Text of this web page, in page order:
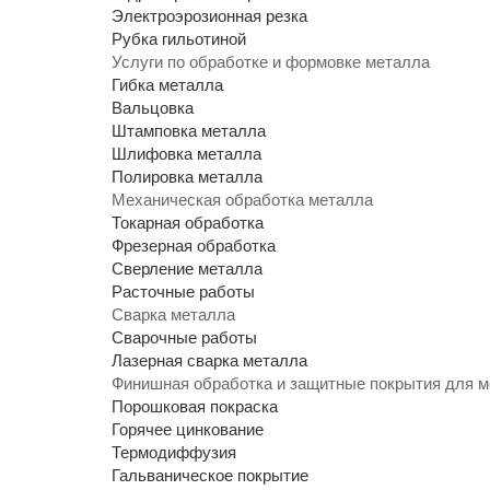
Электроэрозионная резка
Рубка гильотиной
Услуги по обработке и формовке металла
Гибка металла
Вальцовка
Штамповка металла
Шлифовка металла
Полировка металла
Механическая обработка металла
Токарная обработка
Фрезерная обработка
Сверление металла
Расточные работы
Сварка металла
Сварочные работы
Лазерная сварка металла
Финишная обработка и защитные покрытия для
Порошковая покраска
Горячее цинкование
Термодиффузия
Гальваническое покрытие